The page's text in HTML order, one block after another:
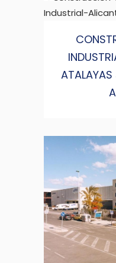
ATALAYAS